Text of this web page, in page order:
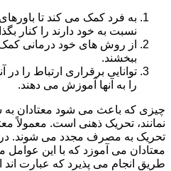
به فرد کمک می کند تا
نسبت به خود دارند را کنار
از روش های خود درمانی کمک
ببخشند.
توانایی برقراری ارتباط را
را به آنها آموزش می دهند.
چیزی که باعث می شود معتادان
نمانند، تحریک ذهنی است. معمولاً
تحریک به مصرف مجدد می شوند.
معتادان می آموزد که با این عوامل
طریق انجام می پذیرد که عبارت اند